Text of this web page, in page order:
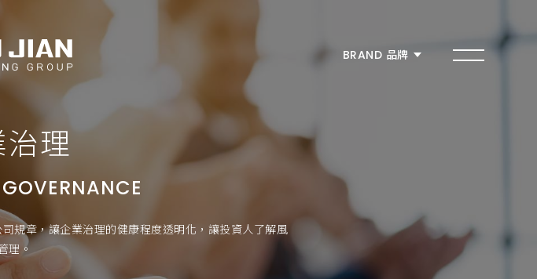
MEMBER 會員 BRAND 品牌
本格和牛
紫木槿韓餐酒館
理
規章，讓企業治理的健康程度透明化，讓投資人了解風
理。